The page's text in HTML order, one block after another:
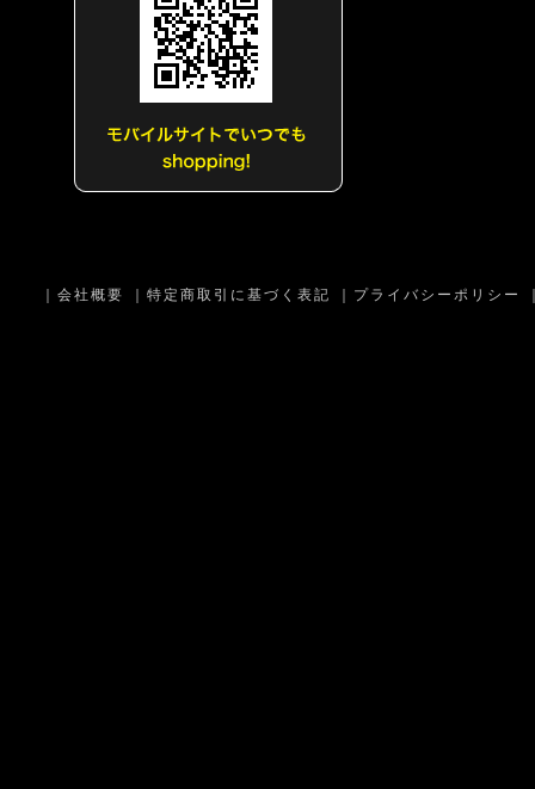
会社概要 特定商取引に基づく表記 プライバシーポリシー